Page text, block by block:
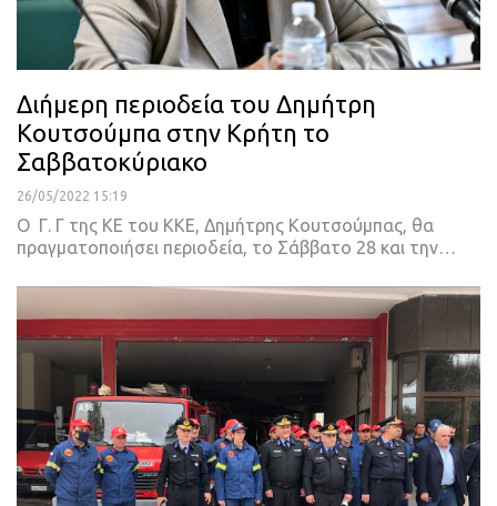
Διήμερη περιοδεία του Δημήτρη
Κουτσούμπα στην Κρήτη το
Σαββατοκύριακο
26/05/2022 15:19
Ο Γ. Γ της ΚΕ του ΚΚΕ, Δημήτρης Κουτσούμπας, θα
πραγματοποιήσει περιοδεία, το Σάββατο 28 και την…